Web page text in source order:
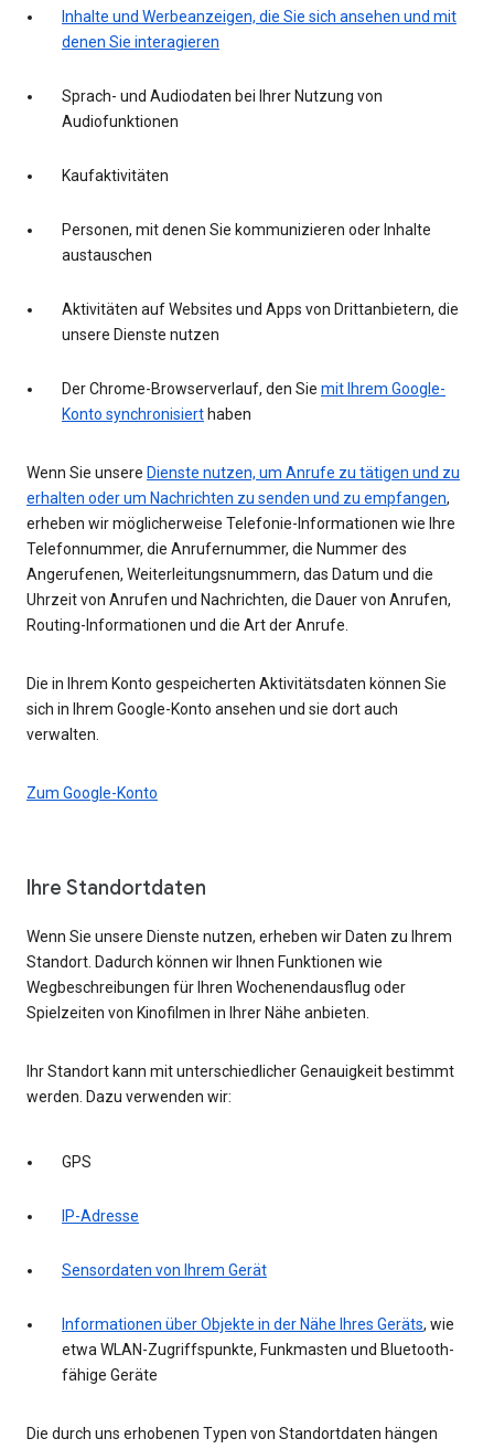
Inhalte und Werbeanzeigen, die Sie sich ansehen und mit
denen Sie interagieren
Sprach- und Audiodaten bei Ihrer Nutzung von
Audiofunktionen
Kaufaktivitäten
Personen, mit denen Sie kommunizieren oder Inhalte
austauschen
Aktivitäten auf Websites und Apps von Drittanbietern, die
unsere Dienste nutzen
Der Chrome-Browserverlauf, den Sie mit Ihrem Google-
Konto synchronisiert haben
Wenn Sie unsere Dienste nutzen, um Anrufe zu tätigen und zu
erhalten oder um Nachrichten zu senden und zu empfangen,
erheben wir möglicherweise Telefonie-Informationen wie Ihre
Telefonnummer, die Anrufernummer, die Nummer des
Angerufenen, Weiterleitungsnummern, das Datum und die
Uhrzeit von Anrufen und Nachrichten, die Dauer von Anrufen,
Routing-Informationen und die Art der Anrufe.
Die in Ihrem Konto gespeicherten Aktivitätsdaten können Sie
sich in Ihrem Google-Konto ansehen und sie dort auch
verwalten.
Zum Google-Konto
Ihre Standortdaten
Wenn Sie unsere Dienste nutzen, erheben wir Daten zu Ihrem
Standort. Dadurch können wir Ihnen Funktionen wie
Wegbeschreibungen für Ihren Wochenendausflug oder
Spielzeiten von Kinofilmen in Ihrer Nähe anbieten.
Ihr Standort kann mit unterschiedlicher Genauigkeit bestimmt
werden. Dazu verwenden wir:
GPS
IP-Adresse
Sensordaten von Ihrem Gerät
Informationen über Objekte in der Nähe Ihres Geräts, wie
etwa WLAN-Zugriffspunkte, Funkmasten und Bluetooth-
fähige Geräte
Die durch uns erhobenen Typen von Standortdaten hängen